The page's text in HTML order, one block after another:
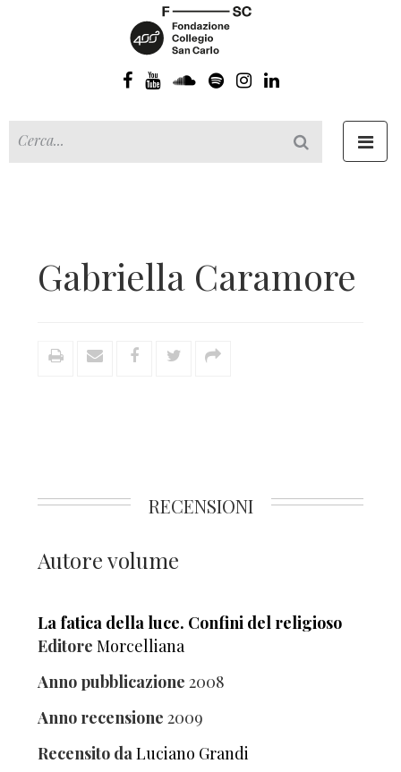
Gabriella Caramore
RECENSIONI
Autore volume
La fatica della luce. Confini del religioso
Editore Morcelliana
Anno pubblicazione 2008
Anno recensione 2009
Recensito daLuciano Grandi